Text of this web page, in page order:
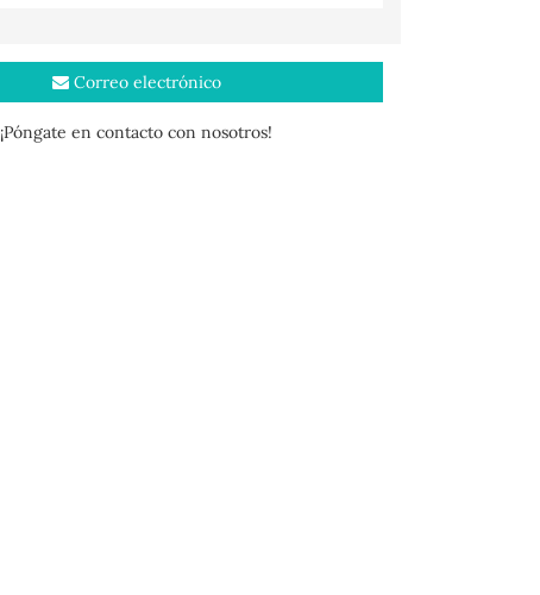
Correo electrónico
¡Póngate en contacto con nosotros!